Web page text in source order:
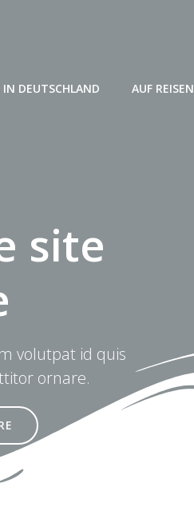
IN DEUTSCHLAND AUF REISEN
site
volutpat id quis
ornare.